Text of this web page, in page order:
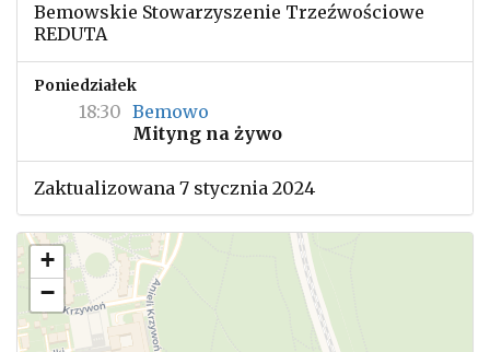
Bemowskie Stowarzyszenie Trzeźwościowe
REDUTA
Poniedziałek
18:30 Bemowo
Mityng na żywo
Zaktualizowana 7 stycznia 2024
+
−